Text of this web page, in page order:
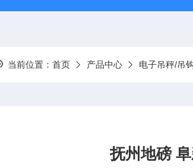
当前位置：首页 产品中心 电子吊秤/吊
抚州地磅